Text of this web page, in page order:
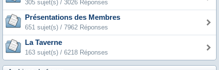
305 sujet(s) / 3026 Réponses
Présentations des Membres
651 sujet(s) / 7962 Réponses
La Taverne
163 sujet(s) / 6218 Réponses